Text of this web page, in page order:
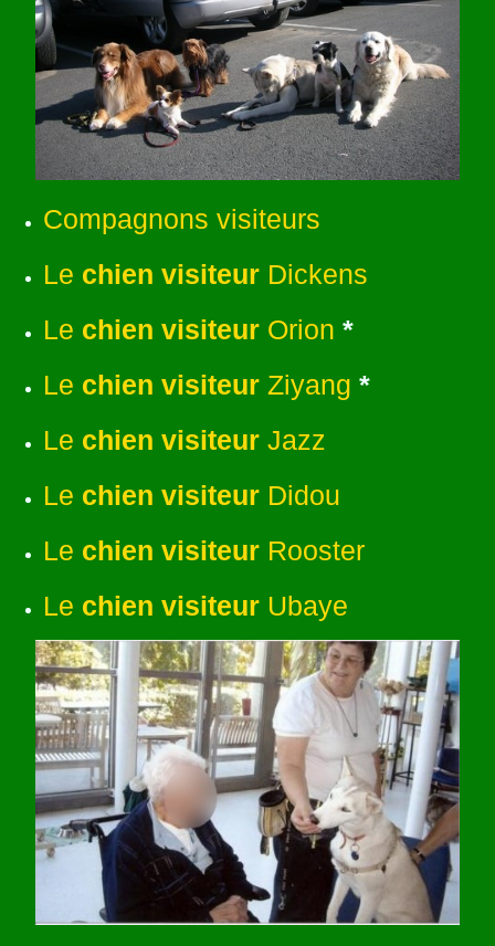
Compagnons visiteurs
Le chien visiteur Dickens
Le chien visiteur Orion *
Le chien visiteur Ziyang *
Le chien visiteur Jazz
Le chien visiteur Didou
Le chien visiteur Rooster
Le chien visiteur Ubaye